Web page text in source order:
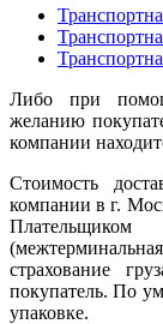
Либо при
желанию
компании
Стоимость
компании в г.
страхование
покупатель. По
упаковке.